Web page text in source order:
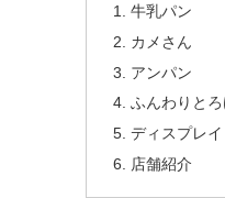
牛乳パン
カメさん
アンパン
ふんわりと
ディスプレイ
店舗紹介